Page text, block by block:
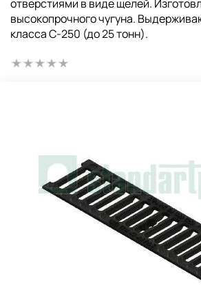
отверстиями в виде щелей.
высокопрочного чугуна.
класса С-250 (до 25 тонн).